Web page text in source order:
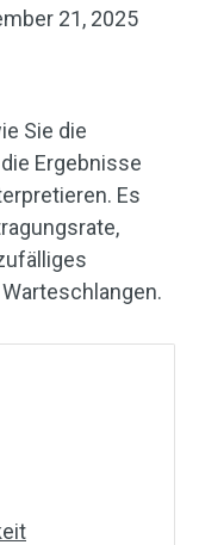
21, 2025
Sie die
Ergebnisse
Es